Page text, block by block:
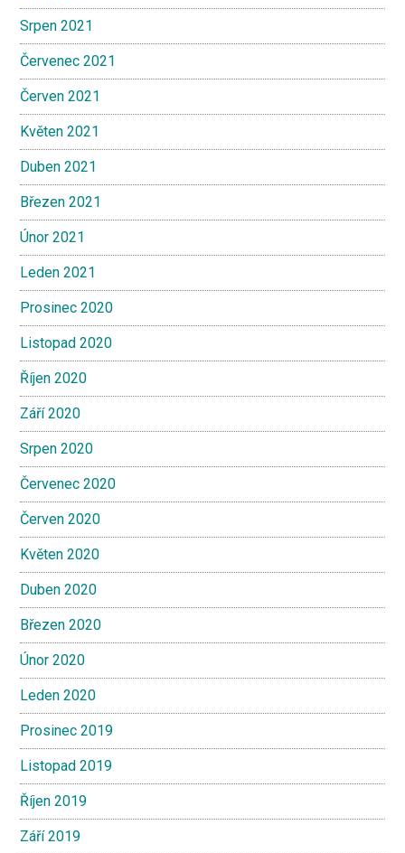
Srpen 2021
Červenec 2021
Červen 2021
Květen 2021
Duben 2021
Březen 2021
Únor 2021
Leden 2021
Prosinec 2020
Listopad 2020
Říjen 2020
Září 2020
Srpen 2020
Červenec 2020
Červen 2020
Květen 2020
Duben 2020
Březen 2020
Únor 2020
Leden 2020
Prosinec 2019
Listopad 2019
Říjen 2019
Září 2019